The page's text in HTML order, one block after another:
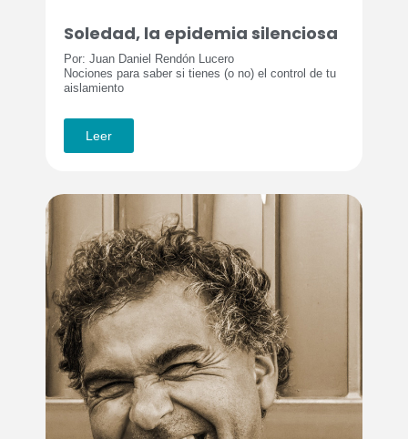
Soledad, la epidemia silenciosa
Por: Juan Daniel Rendón Lucero
Nociones para saber si tienes (o no) el control de tu
aislamiento
Leer